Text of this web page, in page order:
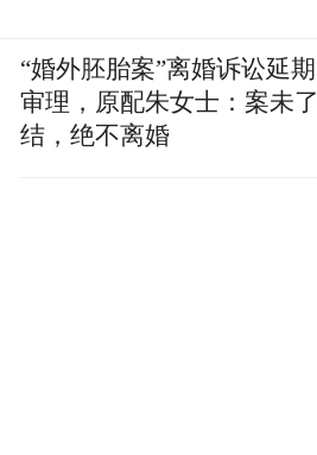
“婚外胚胎案”离婚诉讼延期
审理，原配朱女士：案未了
结，绝不离婚